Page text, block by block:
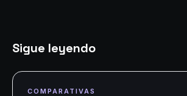
Sigue leyendo
COMPARATIVAS